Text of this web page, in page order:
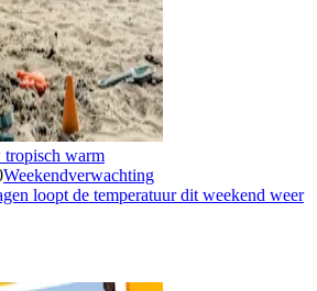
tropisch warm
Weekendverwachting
loopt de temperatuur dit weekend weer